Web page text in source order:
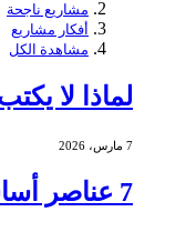
مشاريع ناجحة
أفكار مشاريع
مشاهدة الكل
لماذا لا
7 مارس، 2026
7 عناصر أساسية في دراسة الجدوى